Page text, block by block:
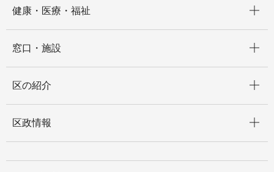
健康・医療・福祉
窓口・施設
区の紹介
区政情報